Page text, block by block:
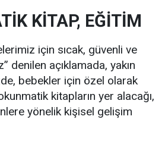
KİTAP, EĞİTİM
için sıcak, güvenli ve
denilen açıklamada, yakın
bebekler için özel olarak
kitapların yer alacağı,
yönelik kişisel gelişim